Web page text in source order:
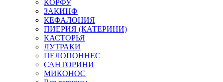
КОРФУ
ЗАКИНФ
КЕФАЛОНИЯ
ПИЕРИЯ (КАТЕРИНИ)
КАСТОРЬЯ
ЛУТРАКИ
ПЕЛОПОННЕС
САНТОРИНИ
МИКОНОС